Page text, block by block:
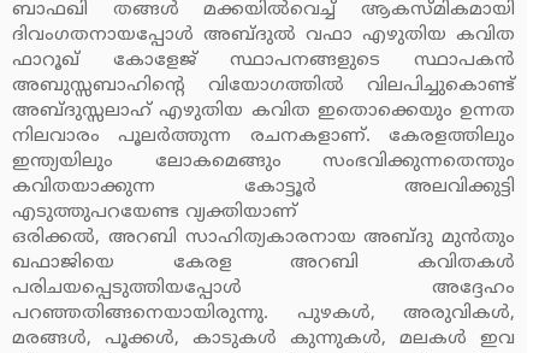
ബാഫഖി തങ്ങള്‍ മക്കയില്‍വെച്ച് ആകസ്മികമായി
ദിവംഗതനായപ്പോള്‍ അബ്ദുല്‍ വഫാ എഴുതിയ കവിത
ഫാറൂഖ് കോളേജ് സ്ഥാപനങ്ങളുടെ സ്ഥാപകന്‍
അബുസ്സബാഹിന്റെ വിയോഗത്തില്‍ വിലപിച്ചുകൊണ്ട്
അബ്ദുസ്സലാഹ് എഴുതിയ കവിത ഇതൊക്കെയും ഉന്നത
നിലവാരം പൂലര്‍ത്തുന്ന രചനകളാണ്. കേരളത്തിലും
ഇന്ത്യയിലും ലോകമെങ്ങും സംഭവിക്കുന്നതെന്തും
കവിതയാക്കുന്ന കോട്ടൂര്‍ അലവിക്കുട്ടി
എടുത്തുപറയേണ്ട വ്യക്തിയാണ്
ഒരിക്കല്‍, അറബി സാഹിത്യകാരനായ അബ്ദു മുന്‍തും
ഖഫാജിയെ കേരള അറബി കവിതകള്‍
പരിചയപ്പെടുത്തിയപ്പോള്‍ അദ്ദേഹം
പറഞ്ഞതിങ്ങനെയായിരുന്നു. പുഴകള്‍, അരുവികള്‍,
മരങ്ങള്‍, പൂക്കള്‍, കാടുകള്‍ കുന്നുകള്‍, മലകള്‍ ഇവ